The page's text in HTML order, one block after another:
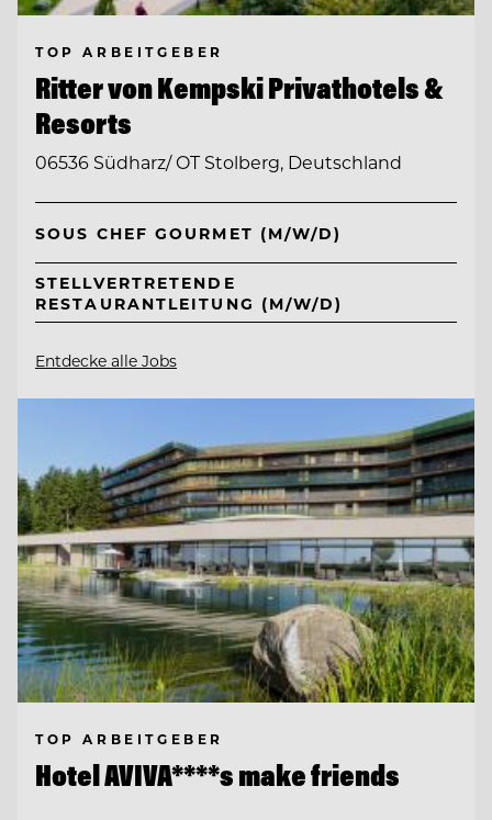
TOP ARBEITGEBER
Ritter von Kempski Privathotels &
Resorts
06536 Südharz/ OT Stolberg, Deutschland
SOUS CHEF GOURMET (M/W/D)
STELLVERTRETENDE
RESTAURANTLEITUNG (M/W/D)
Entdecke alle Jobs
TOP ARBEITGEBER
Hotel AVIVA****s make friends